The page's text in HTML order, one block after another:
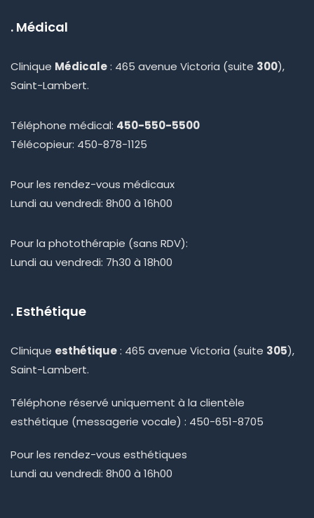
. Médical
Clinique Médicale: 465 avenue Victoria (suite 300),
Saint-Lambert.
Téléphone médical: 450-550-5500
Télécopieur: 450-878-1125
Pour les rendez-vous médicaux
Lundi au vendredi: 8h00 à 16h00
Pour la photothérapie (sans RDV):
Lundi au vendredi: 7h30 à 18h00
. Esthétique
Clinique esthétique: 465 avenue Victoria (suite 305),
Saint-Lambert.
Téléphone réservé uniquement à la clientèle
esthétique (messagerie vocale) : 450-651-8705
Pour les rendez-vous esthétiques
Lundi au vendredi: 8h00 à 16h00